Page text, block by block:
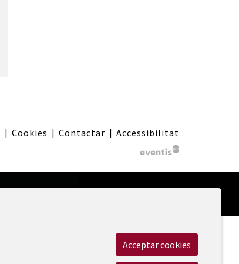
| Cookies | Contactar | Accessibilitat
Acceptar cookies